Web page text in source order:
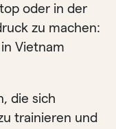
oder in der
zu machen:
Vietnam
die sich
trainieren und